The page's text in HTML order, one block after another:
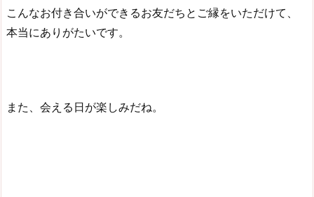
こんなお付き合いができるお友だちとご縁をいただけて、
本当にありがたいです。
また、会える日が楽しみだね。